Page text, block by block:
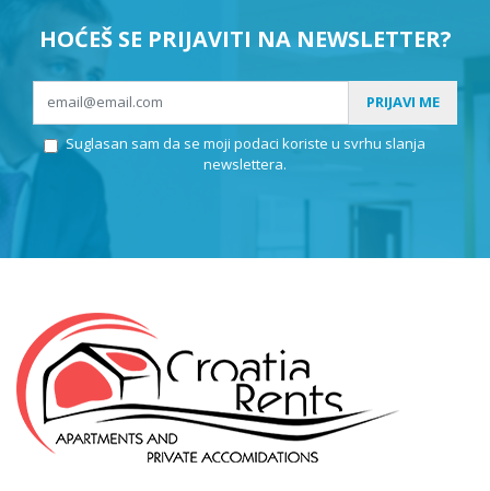
HOĆEŠ SE PRIJAVITI NA NEWSLETTER?
PRIJAVI ME
Suglasan sam da se moji podaci koriste u svrhu slanja
newslettera.